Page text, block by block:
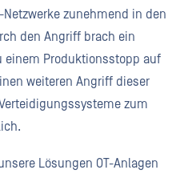
Netzwerke zunehmend in den
den Angriff brach ein
einem Produktionsstopp auf
weiteren Angriff dieser
zum
Lösungen OT-Anlagen